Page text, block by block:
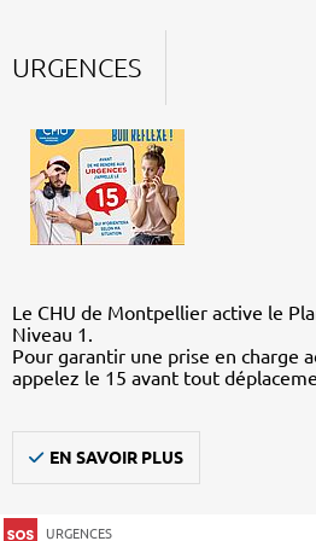
URGENCES
Le CHU de Montpellier active le
Niveau 1.
Pour garantir une prise en charge
appelez le 15 avant tout
EN SAVOIR PLUS
URGENCES